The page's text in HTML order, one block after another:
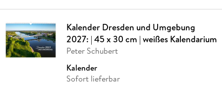
Kalender Dresden und Umgebung
2027: | 45 x 30 cm | weißes Kalendarium
Peter Schubert
Kalender
Sofort lieferbar